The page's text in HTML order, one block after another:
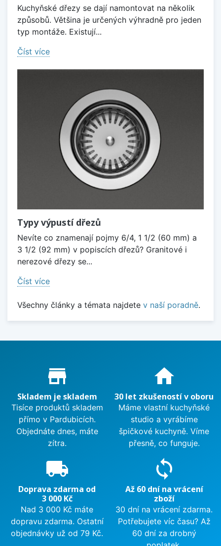
Kuchyňské dřezy se dají namontovat na několik
způsobů. Většina je určených výhradně pro jeden
typ montáže. Existují...
Číst více
Typy výpustí dřezů
Nevíte co znamenají pojmy 6/4, 1 1/2 (60 mm) a
3 1/2 (92 mm) v popiscích dřezů? Granitové i
nerezové dřezy se...
Číst více
Všechny články a témata najdete v naší poradně.
Proč nakupovat u nás?
store_mall_directory
Skladem je skladem
Tisíce produktů skladem
přímo v Pardubicích.
Objednáte dnes, máte
zítra.
home
30 let zkušeností v oboru
Máme vlastní kuchyňské
studio a vyrábíme
špičkové kuchyně. Víme
přesně, co funguje.
local_shipping
Doprava zdarma od
3 000 Kč
Nad 3 000 Kč máte
dopravu zdarma. Ostatní
objednávky už od 79 Kč.
sync
Až 60 dní na vrácení
zboží
30 dní na vrácení zdarma.
Potřebujete víc času? Až
60 dní za drobný